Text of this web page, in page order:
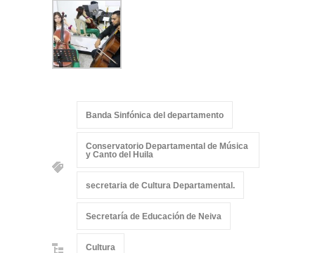
Banda Sinfónica del departamento
Conservatorio Departamental de Música
y Canto del Huila
secretaria de Cultura Departamental.
Secretaría de Educación de Neiva
Cultura